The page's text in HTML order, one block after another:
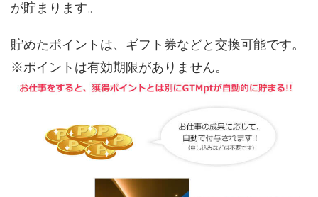
が貯まります。
貯めたポイントは、ギフト券などと交換可能です。
※ポイントは有効期限がありません。